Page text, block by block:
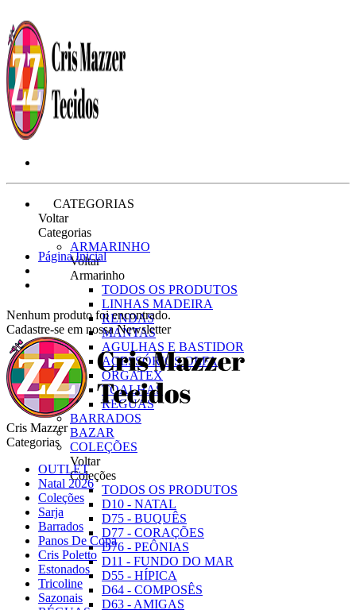
CATEGORIAS
Voltar
Categorias
ARMARINHO
Voltar
Armarinho
TODOS OS PRODUTOS
LINHAS MADEIRA
RENDAS
MANTAS
AGULHAS E BASTIDOR
ACESSÓRIOS OLFA
ORGATEX
TOALHAS
RÉGUAS
BARRADOS
BAZAR
COLEÇÕES
Voltar
Coleções
TODOS OS PRODUTOS
D10 - NATAL
D75 - BUQUÊS
D77 - CORAÇÕES
D76 - PEÔNIAS
D11 - FUNDO DO MAR
D55 - HÍPICA
D64 - COMPOSÊS
D63 - AMIGAS
Página Inicial
Nenhum produto foi encontrado.
Cadastre-se em nossa Newsletter
Cris Mazzer
Categorias
OUTLET
Natal 2026
Coleções
Sarja
Barrados
Panos De Copa
Cris Poletto
Estonados
Tricoline
Sazonais